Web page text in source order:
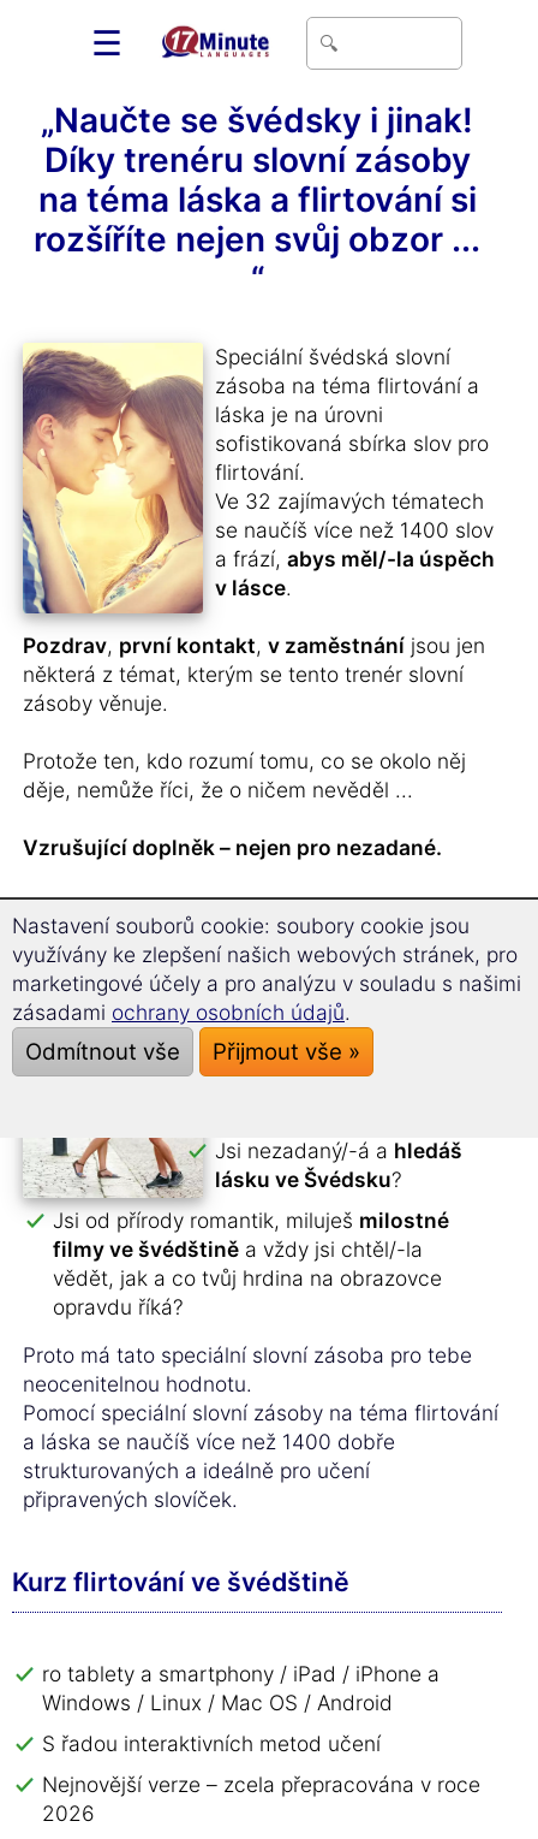
☰
„Naučte se švédsky i jinak!
Díky trenéru slovní zásoby
na téma láska a flirtování si
rozšíříte nejen svůj obzor ...
“
Speciální švédská slovní
zásoba na téma flirtování a
láska je na úrovni
sofistikovaná sbírka slov pro
flirtování.
Ve 32 zajímavých tématech
se naučíš více než 1400 slov
a frází, abys měl/-la úspěch
v lásce.
Pozdrav, první kontakt, v zaměstnání jsou jen
některá z témat, kterým se tento trenér slovní
zásoby věnuje.
Protože ten, kdo rozumí tomu, co se okolo něj
děje, nemůže říci, že o ničem nevěděl ...
Vzrušující doplněk – nejen pro nezadané.
Právě jsi potkal/-la
někoho ze Švédskaa
nechceš ztratit kontakt?
Máš motýlky v břiše, ale
nevíš, jak to partnerovi při
Jsi nezadaný/-á a hledáš
lásku ve Švédsku?
Jsi od přírody romantik, miluješ milostné
filmy ve švédštině a vždy jsi chtěl/-la
vědět, jak a co tvůj hrdina na obrazovce
opravdu říká?
Proto má tato speciální slovní zásoba pro tebe
neocenitelnou hodnotu.
Pomocí speciální slovní zásoby na téma flirtování
a láska se naučíš více než 1400 dobře
strukturovaných a ideálně pro učení
připravených slovíček.
Kurz flirtování ve švédštině
ro tablety a smartphony / iPad / iPhone a
Windows / Linux / Mac OS / Android
S řadou interaktivních metod učení
Nejnovější verze – zcela přepracována v roce
2026
Nastavení souborů cookie: soubory cookie jsou
využívány ke zlepšení našich webových stránek, pro
marketingové účely a pro analýzu v souladu s našimi
zásadami ochrany osobních údajů.
Odmítnout vše Přijmout vše »